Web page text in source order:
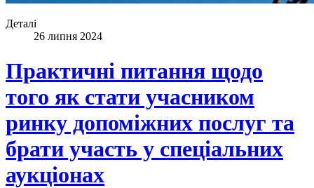
Деталі
26 липня 2024
Практичні питання щодо
того як стати учасником
ринку допоміжних послуг та
брати участь у спеціальних
аукціонах